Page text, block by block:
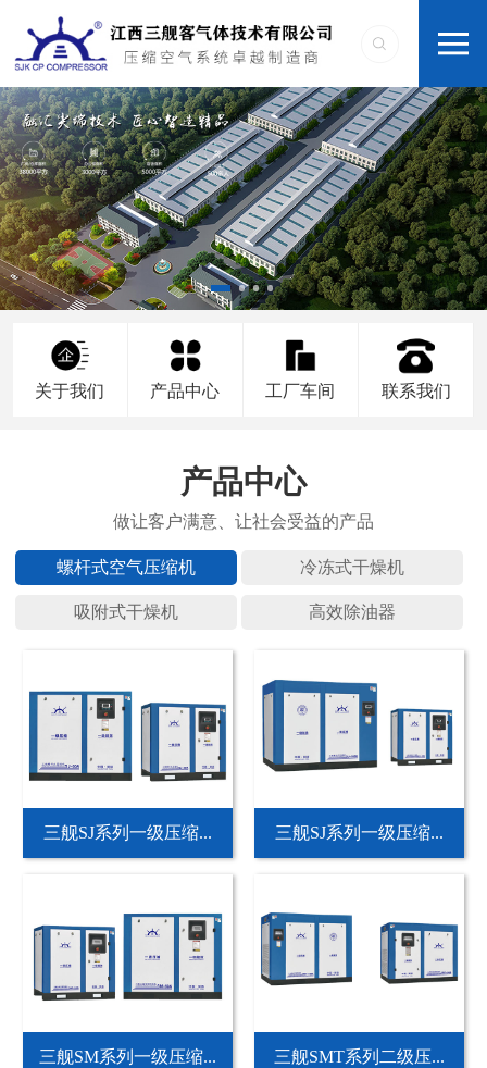
关于我们 产品中心 工厂车间 联系我们
产品中心
螺杆式空 冷冻式干
吸附式干 高效除油
三舰SJ系列一级压缩... 三舰SJ系列一级压缩...
三舰SM系列一级压缩... 三舰SMT系列二级压...